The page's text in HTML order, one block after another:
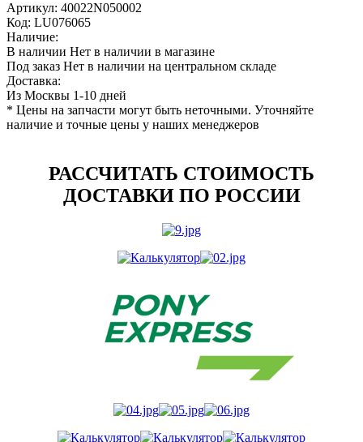
Артикул: 40022N050002
Код: LU076065
Наличие:
В наличии Нет в наличии в магазине
Под заказ Нет в наличии на центральном складе
Доставка:
Из Москвы 1-10 дней
* Цены на запчасти могут быть неточными. Уточняйте
наличие и точные цены у наших менеджеров
РАССЧИТАТЬ СТОИМОСТЬ
ДОСТАВКИ ПО РОССИИ